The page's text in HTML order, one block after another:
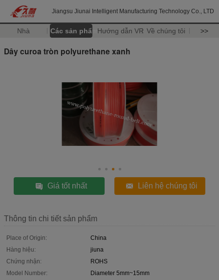
Jiangsu Jiunai Intelligent Manufacturing Technology Co., LTD
Nhà Các sản phẩm Hướng dẫn VR Về chúng tôi >>
Dây curoa tròn polyurethane xanh
Giá tốt nhất Liên hệ chúng tôi
Thông tin chi tiết sản phẩm
Place of Origin:
China
Hàng hiệu:
jiuna
Chứng nhận:
ROHS
Model Number:
Diameter 5mm~15mm